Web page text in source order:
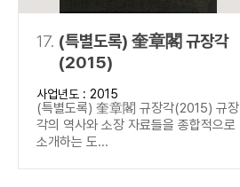
17. (특별도록) 奎章閣 규장각
(2015)
사업년도 : 2015
(특별도록) 奎章閣 규장각(2015) 규장
각의 역사와 소장 자료들을 종합적으로
소개하는 도...